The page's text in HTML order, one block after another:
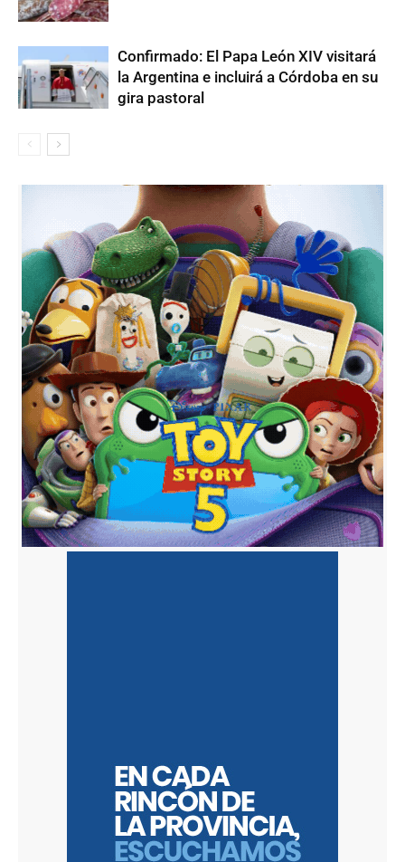
Confirmado: El Papa León XIV visitará
la Argentina e incluirá a Córdoba en su
gira pastoral